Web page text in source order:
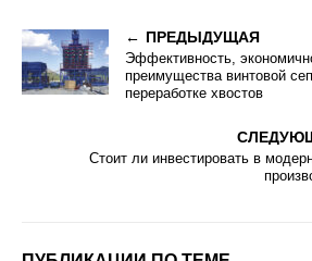
ПРЕДЫДУЩАЯ
Эффективность,
преимущества винтовой
переработке хвостов
Стоит ли инвестировать в